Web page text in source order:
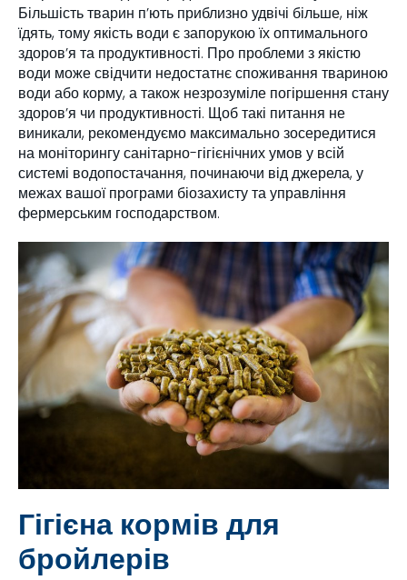
Більшість тварин п’ють приблизно удвічі більше, ніж
їдять, тому якість води є запорукою їх оптимального
здоров’я та продуктивності. Про проблеми з якістю
води може свідчити недостатнє споживання твариною
води або корму, а також незрозуміле погіршення стану
здоров’я чи продуктивності. Щоб такі питання не
виникали, рекомендуємо максимально зосередитися
на моніторингу санітарно-гігієнічних умов у всій
системі водопостачання, починаючи від джерела, у
межах вашої програми біозахисту та управління
фермерським господарством.
Гігієна кормів для
бройлерів